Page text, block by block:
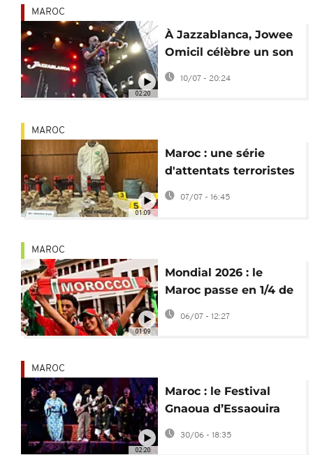
02:20
MAROC
À Jazzablanca, Jowee
Omicil célèbre un son
sans frontières aux
10/07 - 20:24
01:09
MAROC
Maroc : une série
d'attentats terroristes
déjoués
07/07 - 16:45
01:09
MAROC
Mondial 2026 : le
Maroc passe en 1/4 de
finale, la joie à Rabat
06/07 - 12:27
02:20
MAROC
Maroc : le Festival
Gnaoua d’Essaouira
célèbre sa 27ᵉ édition
30/06 - 18:35